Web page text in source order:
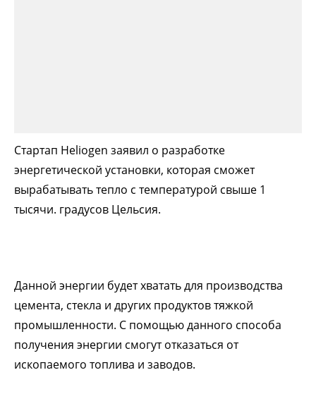
Стартап Heliogen заявил о разработке
энергетической установки, которая сможет
вырабатывать тепло с температурой свыше 1
тысячи. градусов Цельсия.
Данной энергии будет хватать для производства
цемента, стекла и других продуктов тяжкой
промышленности. С помощью данного способа
получения энергии смогут отказаться от
ископаемого топлива и заводов.